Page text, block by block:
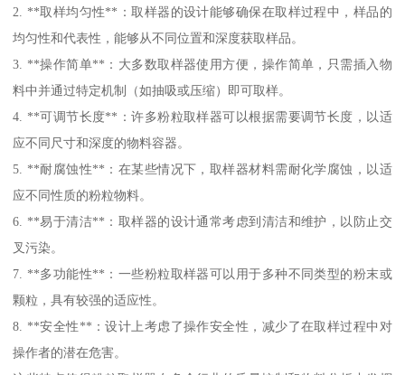
2. **取样均匀性**：取样器的设计能够确保在取样过程中，样品的
均匀性和代表性，能够从不同位置和深度获取样品。
3. **操作简单**：大多数取样器使用方便，操作简单，只需插入物
料中并通过特定机制（如抽吸或压缩）即可取样。
4. **可调节长度**：许多粉粒取样器可以根据需要调节长度，以适
应不同尺寸和深度的物料容器。
5. **耐腐蚀性**：在某些情况下，取样器材料需耐化学腐蚀，以适
应不同性质的粉粒物料。
6. **易于清洁**：取样器的设计通常考虑到清洁和维护，以防止交
叉污染。
7. **多功能性**：一些粉粒取样器可以用于多种不同类型的粉末或
颗粒，具有较强的适应性。
8. **安全性**：设计上考虑了操作安全性，减少了在取样过程中对
操作者的潜在危害。